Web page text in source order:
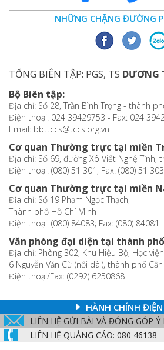
NHỮNG CHẶNG ĐƯỜNG
TỔNG BIÊN TẬP: PGS, TS DƯƠNG
Bộ Biên tập:
Địa chỉ: Số 28, Trần Bình Trọng - thành
Điện thoại: 024 39429753 - Fax: 024
Email: bbttccs@tccs.org.vn
Cơ quan Thường trực tại miền
Địa chỉ: Số 69, đường Xô Viết Nghệ Tĩnh,
Điện thoại: (080) 51 301; Fax: (080) 51 303
Cơ quan Thường trực tại miền
Địa chỉ: Số 19 Phạm Ngọc Thạch,
Thành phố Hồ Chí Minh
Điện thoại: (080) 84083; Fax: (080) 84081
Văn phòng đại diện tại thành
Địa chỉ: Phòng 302, Khu Hiệu Bộ, Học
6 Nguyễn Văn Cừ (nối dài), thành phố
Điện thoại/Fax: (0292) 6250868
HÀNH CHÍNH
LIÊN HỆ GỬI BÀI VÀ ĐÓNG GÓP Ý
LIÊN HỆ QUẢNG CÁO: 080 46138